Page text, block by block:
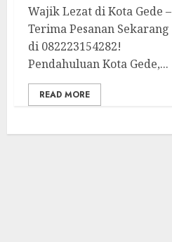
Wajik Lezat di Kota Gede –
Terima Pesanan Sekarang
di 082223154282!
Pendahuluan Kota Gede,...
READ MORE